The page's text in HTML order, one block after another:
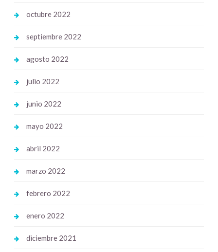
octubre 2022
septiembre 2022
agosto 2022
julio 2022
junio 2022
mayo 2022
abril 2022
marzo 2022
febrero 2022
enero 2022
diciembre 2021